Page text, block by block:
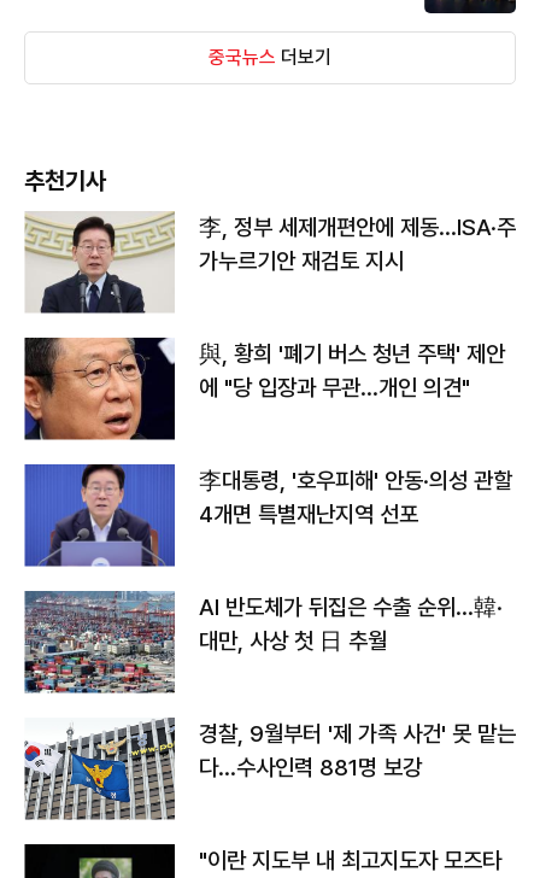
중국뉴스 더보기
추천기사
李, 정부 세제개편안에 제동…ISA·주
가누르기안 재검토 지시
與, 황희 '폐기 버스 청년 주택' 제안
에 "당 입장과 무관…개인 의견"
李대통령, '호우피해' 안동·의성 관할
4개면 특별재난지역 선포
AI 반도체가 뒤집은 수출 순위…韓·
대만, 사상 첫 日 추월
경찰, 9월부터 '제 가족 사건' 못 맡는
다…수사인력 881명 보강
"이란 지도부 내 최고지도자 모즈타